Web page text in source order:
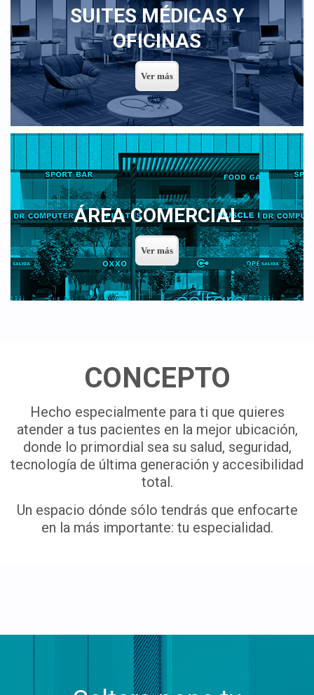
SUITES MÉDICAS Y
OFICINAS
ÁREA COMERCIAL
CONCEPTO
Hecho especialmente para ti que quieres
atender a tus pacientes en la mejor ubicación,
donde lo primordial sea su salud, seguridad,
tecnología de última generación y accesibilidad
total.
Un espacio dónde sólo tendrás que enfocarte
en la más importante: tu especialidad.